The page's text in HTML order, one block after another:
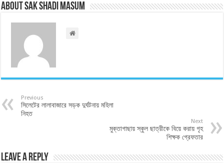
About Sak Shadi Masum
Previous
সিলেটের লালাবাজারে সড়ক দুর্ঘটনায় মহিলা
নিহত
Next
মুক্তাগাছায় স্কুল ছাত্রীকে বিয়ে করায় গৃহ
শিক্ষক গ্রেফতার
Leave a Reply